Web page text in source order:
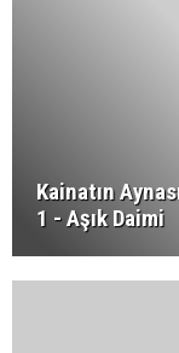
Kainatın
1 - Aşık Daimi